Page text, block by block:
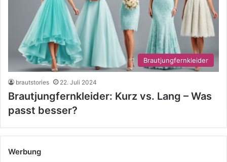
Brautjungfernkleider
brautstories 22. Juli 2024
Brautjungfernkleider: Kurz vs. Lang – Was
passt besser?
Werbung